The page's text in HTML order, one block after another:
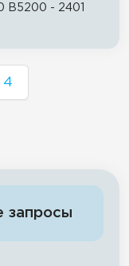
B5200 - 2401
4
запросы